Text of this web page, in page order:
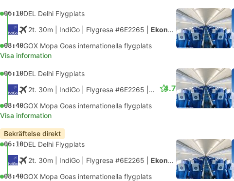
06:10DEL Delhi Flygplats
2t. 30m | IndiGo Flygresa #6E2265 Ekonomi
08:40GOX Mopa Goas internationella flygplats
Visa information
06:10DEL Delhi Flygplats
2t. 30m | IndiGo Flygresa #6E2265 Ekonomi
08:40GOX Mopa Goas internationella flygplats
4.7
Visa information
Bekräftelse direkt
06:10DEL Delhi Flygplats
2t. 30m | IndiGo Flygresa #6E2265 Ekonomi
08:40GOX Mopa Goas internationella flygplats